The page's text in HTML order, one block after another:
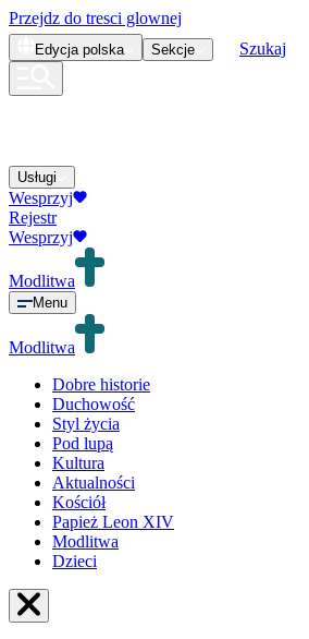
Przejdz do tresci glownej
Edycja polska Sekcje Szukaj
Usługi
Wesprzyj
Rejestr
Wesprzyj
Modlitwa
Menu
Modlitwa
Dobre historie
Duchowość
Styl życia
Pod lupą
Kultura
Aktualności
Kościół
Papież Leon XIV
Modlitwa
Dzieci